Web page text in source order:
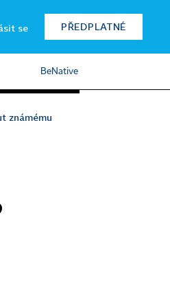
se PŘEDPLATNÉ
BeNative
známému